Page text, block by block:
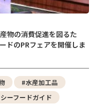
物の消費促進を図るた
ドのPRフェアを開催しま
#水産加工品
ーフードガイド